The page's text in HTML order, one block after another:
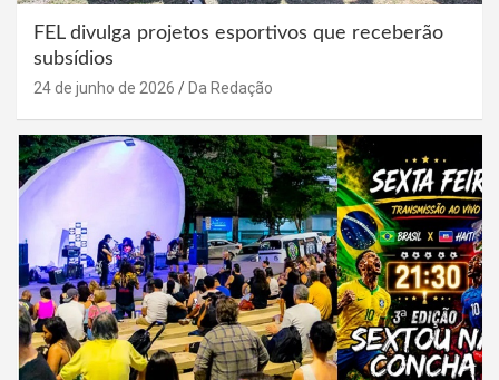
FEL divulga projetos esportivos que receberão
subsídios
24 de junho de 2026 Da Redação